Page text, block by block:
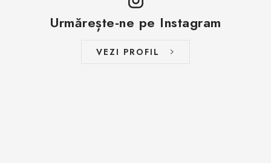
Urmărește-ne pe Instagram
VEZI PROFIL